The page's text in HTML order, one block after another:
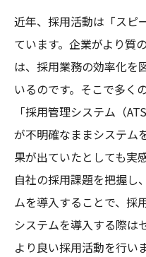
近年、採用活動は「スピ
ています。企業がより質
は、採用業務の効率化を
いるのです。そこで多く
「採用管理システム（
が不明確なままシステム
果が出ていたとしても実
自社の採用課題を把握し
ムを導入することで、採
システムを導入する際は
より良い採用活動を行い